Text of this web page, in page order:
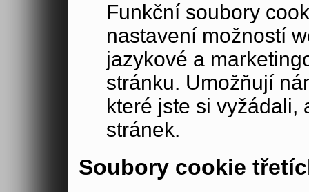
Funkční soubory
nastavení možností
jazykové a
stránku. Umožňují
které jste si vyžádali,
stránek.
Soubory cookie